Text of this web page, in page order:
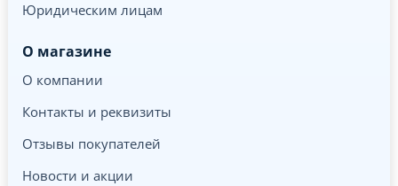
Юридическим лицам
О магазине
О компании
Контакты и реквизиты
Отзывы покупателей
Новости и акции